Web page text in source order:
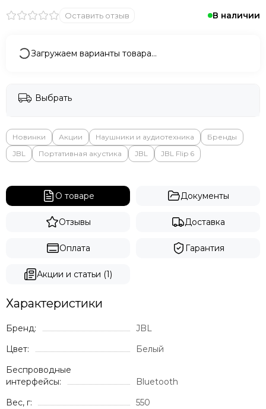
В наличии
Оставить отзыв
Загружаем варианты товара…
Выбрать
Новинки Акции Наушники и аудиотехника
Бренды
JBL
Портативная акустика JBL JBL Flip 6
О товаре Документы
Отзывы Доставка
Оплата Гарантия
Акции и статьи (1)
Характеристики
Бренд:
JBL
Цвет:
Белый
Беспроводные
интерфейсы:
Bluetooth
Вес, г:
550